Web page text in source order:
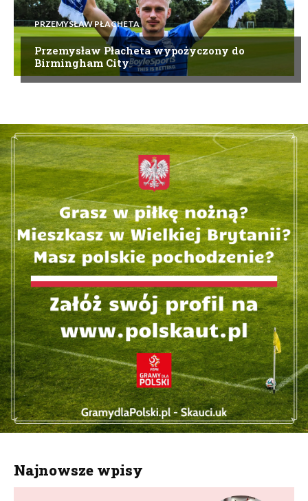
PRZEMYSŁAW PŁACHETA
Przemysław Płacheta wypożyczony do
Birmingham City
Najnowsze wpisy